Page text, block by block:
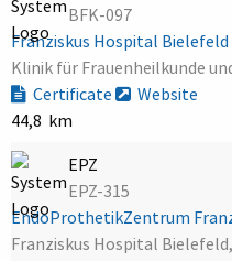
BFK-097
Franziskus Hospital Bielefeld
Klinik für Frauenheilkunde
Certificate
Website
44,8 km
EPZ
EPZ-315
EndoProthetikZentrum
Franziskus Hospital